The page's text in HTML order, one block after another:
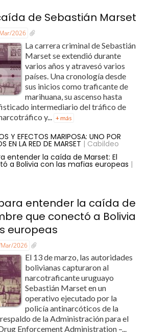
de Sebastián Marset
2026
La carrera criminal de Sebastián
Marset se extendió durante
varios años y atravesó varios
países. Una cronología desde
sus inicios como traficante de
marihuana, su ascenso hasta
intermediario del tráfico de
y...
+ más
Y EFECTOS MARIPOSA: UNO POR
EN LA RED DE MARSET | Cabildeo
entender la caída de Marset: El
a Bolivia con las mafias europeas |
entender la caída de
que conectó a Bolivia
europeas
2026
El 13 de marzo, las autoridades
bolivianas capturaron al
narcotraficante uruguayo
Sebastián Marset en un
operativo ejecutado por la
policía antinarcóticos de la
de la Administración para el
Enforcement Administration –...